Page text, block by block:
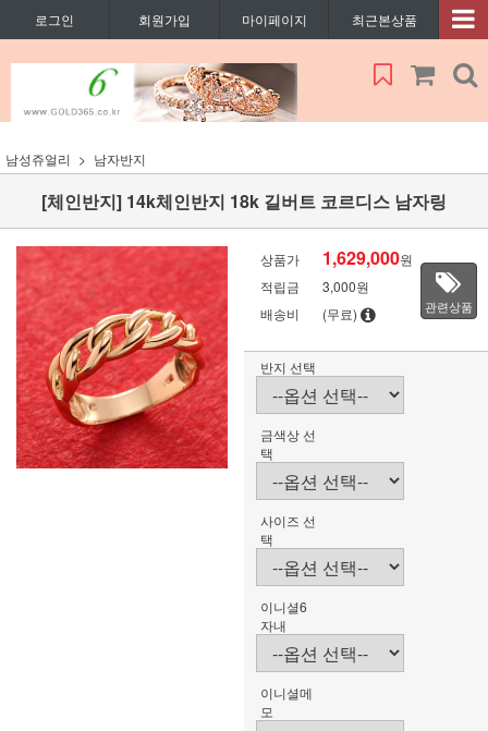
로그인 회원가입 마이페이지 최근본상품
남성쥬얼리 남자반지
[체인반지] 14k체인반지 18k 길버트 코르디스 남자링
상품가 1,629,000원
적립금
3,000원
배송비
(무료) 관련상품
반지 선택
금색상 선
택
사이즈 선
택
이니셜6
자내
이니셜메
모